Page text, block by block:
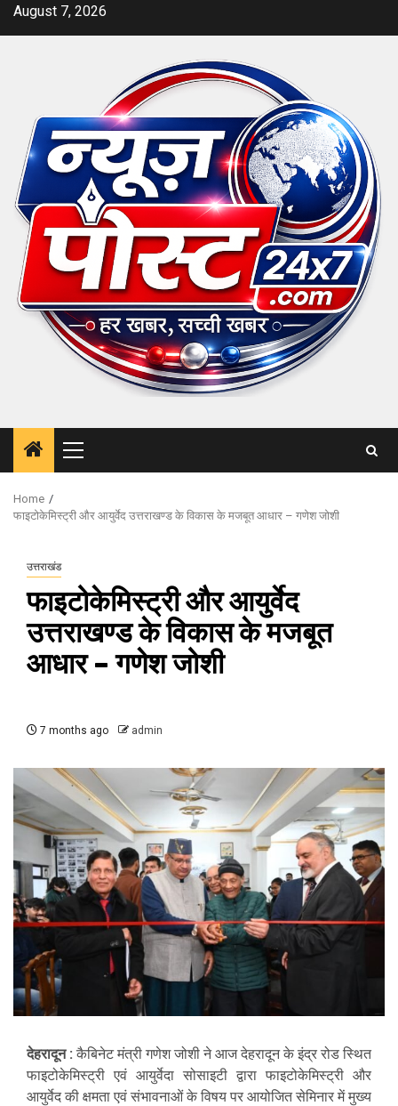
SkipAugust 7, 2026
Primary
Menu
Home
फाइटोकेमिस्ट्री और आयुर्वेद उत्तराखण्ड के विकास के मजबूत आधार – गणेश जोशी
उत्तराखंड
फाइटोकेमिस्ट्री और आयुर्वेद
उत्तराखण्ड के विकास के मजबूत
आधार – गणेश जोशी
7 months ago admin
देहरादून : कैबिनेट मंत्री गणेश जोशी ने आज देहरादून के इंद्र रोड स्थित
फाइटोकेमिस्ट्री एवं आयुर्वेदा सोसाइटी द्वारा फाइटोकेमिस्ट्री और
आयुर्वेद की क्षमता एवं संभावनाओं के विषय पर आयोजित सेमिनार में मुख्य